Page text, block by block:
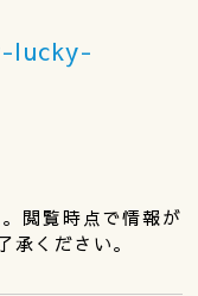
lucky-
閲覧時点で情報が
ください。